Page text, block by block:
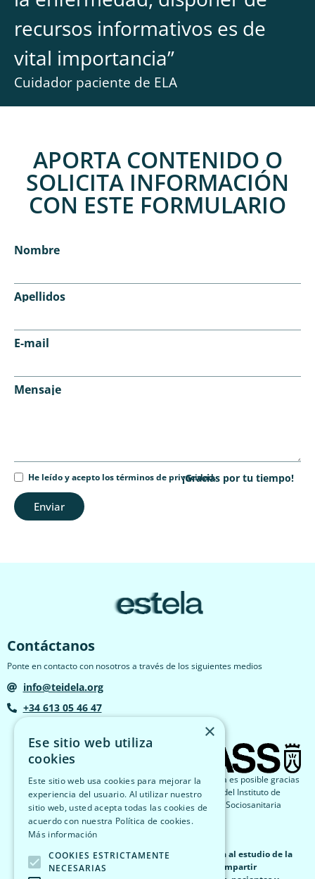
recursos informativos es de
vital importancia”
Cuidador paciente de ELA
APORTA CONTENIDO O
SOLICITA INFORMACIÓN
CON ESTE FORMULARIO
Nombre
Apellidos
E-mail
Mensaje
He leído y acepto los términos de privacidad.
Enviar
¡Gracias por tu tiempo!
Contáctanos
Ponte en contacto con nosotros a través de los siguientes medios
info@teidela.org
+34 613 05 46 47
El proyecto Estela es posible gracias
a la financiación del Instituto de
Atención Social y Sociosanitaria
(IASS).
Estela nace como una plataforma abierta dedicada al estudio de la
ELA (Esclerosis Lateral Amiotrófica) con el fin de compartir
×
Ese sitio web utiliza
cookies
Este sitio web usa cookies para mejorar la
experiencia del usuario. Al utilizar nuestro
sitio web, usted acepta todas las cookies de
acuerdo con nuestra Política de cookies.
Más información
COOKIES ESTRICTAMENTE
NECESARIAS